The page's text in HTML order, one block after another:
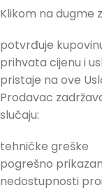
Klikom na dugme
potvrđuje
prihvata cijenu i
pristaje na ove
Prodavac
slučaju:
tehničke greške
pogrešno
nedostupnosti